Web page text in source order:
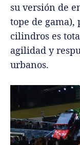
su versión de
tope de gama),
cilindros es
agilidad y
urbanos.